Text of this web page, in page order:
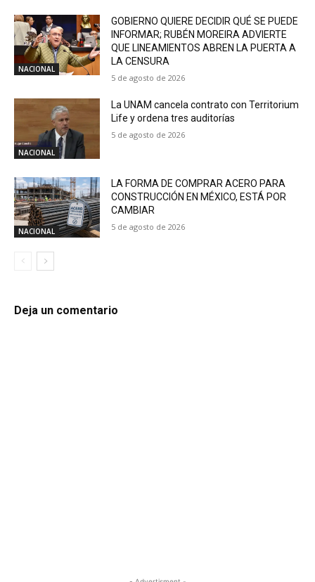
NACIONAL
GOBIERNO QUIERE DECIDIR QUÉ SE PUEDE
INFORMAR; RUBÉN MOREIRA ADVIERTE
QUE LINEAMIENTOS ABREN LA PUERTA A
LA CENSURA
5 de agosto de 2026
NACIONAL
La UNAM cancela contrato con Territorium
Life y ordena tres auditorías
5 de agosto de 2026
NACIONAL
LA FORMA DE COMPRAR ACERO PARA
CONSTRUCCIÓN EN MÉXICO, ESTÁ POR
CAMBIAR
5 de agosto de 2026
Deja un comentario